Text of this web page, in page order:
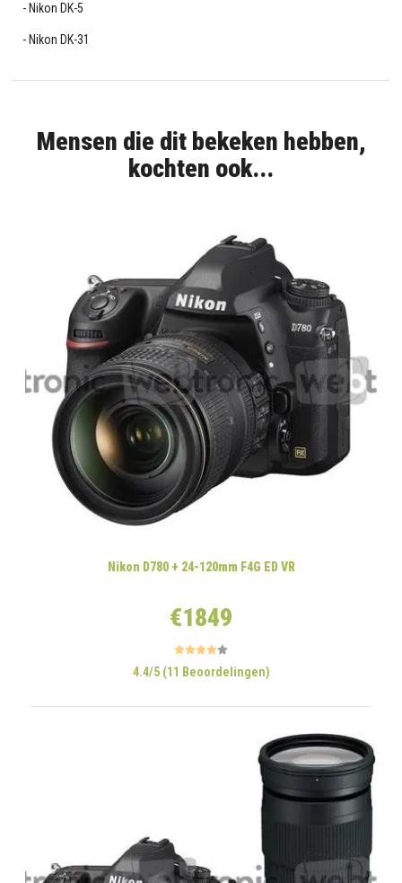
Nikon DK-5
Nikon DK-31
Mensen die dit bekeken hebben,
kochten ook...
Nikon D780 + 24-120mm F4G ED VR
€1849
4.4/5 (11 Beoordelingen)